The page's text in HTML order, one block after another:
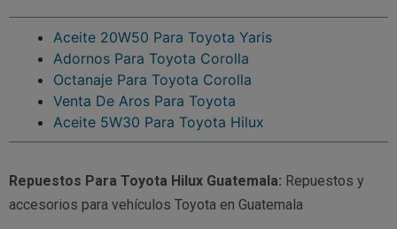
Aceite 20W50 Para Toyota Yaris
Adornos Para Toyota Corolla
Octanaje Para Toyota Corolla
Venta De Aros Para Toyota
Aceite 5W30 Para Toyota Hilux
Repuestos Para Toyota Hilux Guatemala: Repuestos y
accesorios para vehículos Toyota en Guatemala